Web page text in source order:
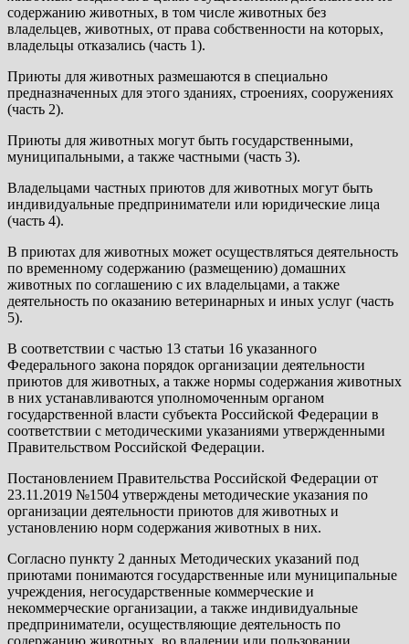
содержанию животных, в том числе животных без
владельцев, животных, от права собственности на которых,
владельцы отказались (часть 1).
Приюты для животных размешаются в специально
предназначенных для этого зданиях, строениях, сооружениях
(часть 2).
Приюты для животных могут быть государственными,
муниципальными, а также частными (часть 3).
Владельцами частных приютов для животных могут быть
индивидуальные предприниматели или юридические лица
(часть 4).
В приютах для животных может осуществляться деятельность
по временному содержанию (размещению) домашних
животных по соглашению с их владельцами, а также
деятельность по оказанию ветеринарных и иных услуг (часть
5).
В соответствии с частью 13 статьи 16 указанного
Федерального закона порядок организации деятельности
приютов для животных, а также нормы содержания животных
в них устанавливаются уполномоченным органом
государственной власти субъекта Российской Федерации в
соответствии с методическими указаниями утвержденными
Правительством Российской Федерации.
Постановлением Правительства Российской Федерации от
23.11.2019 №1504 утверждены методические указания по
организации деятельности приютов для животных и
установлению норм содержания животных в них.
Согласно пункту 2 данных Методических указаний под
приютами понимаются государственные или муниципальные
учреждения, негосударственные коммерческие и
некоммерческие организации, а также индивидуальные
предприниматели, осуществляющие деятельность по
содержанию животных, во владении или пользовании